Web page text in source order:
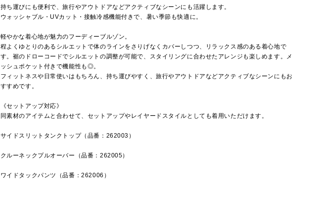
持ち運びにも便利で、旅行やアウトドアなどアクティブなシーンにも活躍します。
ウォッシャブル・UVカット・接触冷感機能付きで、暑い季節も快適に。
軽やかな着心地が魅力のフーディーブルゾン。
程よくゆとりのあるシルエットで体のラインをさりげなくカバーしつつ、リラックス感のある着心地で
す。裾のドローコードでシルエットの調整が可能で、スタイリングに合わせたアレンジも楽しめます。メ
ッシュポケット付きで機能性も◎。
フィットネスや日常使いはもちろん、持ち運びやすく、旅行やアウトドアなどアクティブなシーンにもお
すすめです。
《セットアップ対応》
同素材のアイテムと合わせて、セットアップやレイヤードスタイルとしても着用いただけます。
サイドスリットタンクトップ（品番：262003）
クルーネックプルオーバー（品番：262005）
ワイドタックパンツ（品番：262006）